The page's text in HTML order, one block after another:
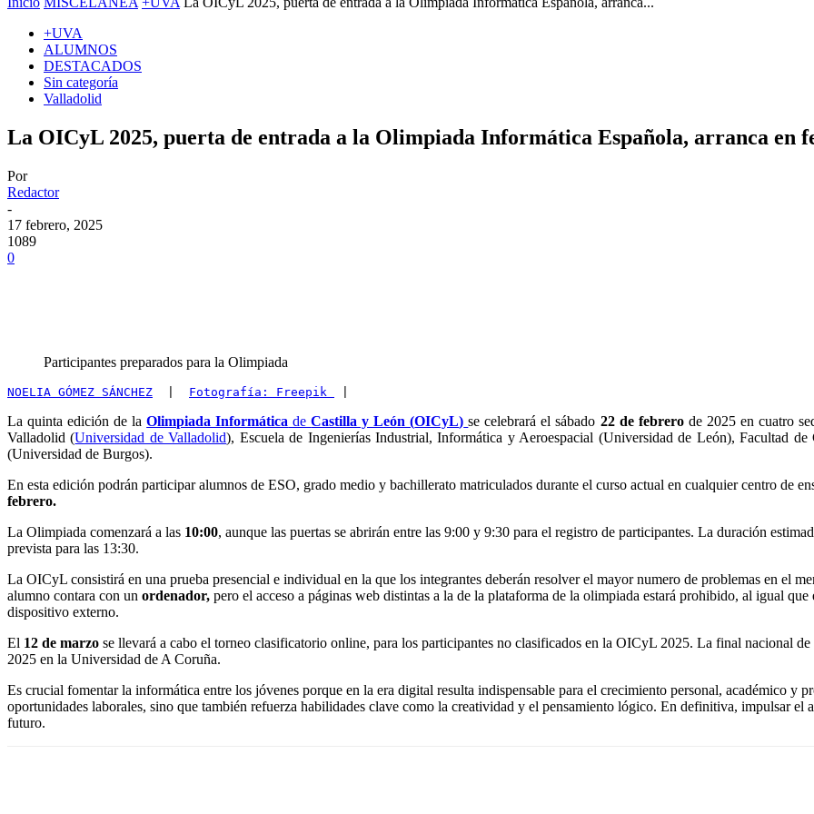
+UVA
ALUMNOS
DESTACADOS
Sin categoría
Valladolid
La OICyL 2025, puerta de entrada a la Olimpiada Informática Española, arranca en
Por
Redactor
-
17 febrero, 2025
1089
0
Participantes preparados para la Olimpiada
NOELIA GÓMEZ SÁNCHEZ Fotografía: Freepik
La quinta edición de laOlimpiada Informática deCastilla y León (OICyL) se celebrará el sábado 22 de febrerode 2025 en cuatro
Valladolid (Universidad de Valladolid), Escuela de Ingenierías Industrial, Informática y Aeroespacial (Universidad de León), Facultad
(Universidad de Burgos).
En esta edición podrán participar alumnos de ESO, grado medio y bachillerato matriculados durante el curso actual en cualquier centro de
febrero.
La Olimpiada comenzará a las 10:00, aunque las puertas se abrirán entre las 9:00 y 9:30 para el registro de participantes. La duración
prevista para las 13:30.
La OICyL consistirá en una prueba presencial e individual en la que los integrantes deberán resolver el mayor numero de problemas en el
alumno contara con un ordenador, pero el acceso a páginas web distintas a la de la plataforma de la olimpiada estará prohibido, al igual
dispositivo externo.
El 12 de marzo se llevará a cabo el torneo clasificatorio online, para los participantes no clasificados en la OICyL 2025. La final nacional
2025 en la Universidad de A Coruña.
Es crucial fomentar la informática entre los jóvenes porque en la era digital resulta indispensable para el crecimiento personal, académico y
oportunidades laborales, sino que también refuerza habilidades clave como la creatividad y el pensamiento lógico. En definitiva, impulsar el
futuro.